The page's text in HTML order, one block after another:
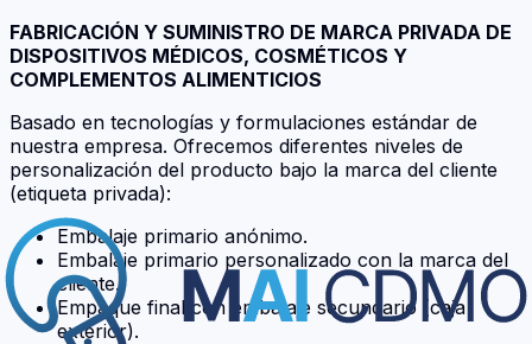
FABRICACIÓN Y SUMINISTRO DE MARCA PRIVADA DE
DISPOSITIVOS MÉDICOS, COSMÉTICOS Y
COMPLEMENTOS ALIMENTICIOS
Basado en tecnologías y formulaciones estándar de
nuestra empresa. Ofrecemos diferentes niveles de
personalización del producto bajo la marca del cliente
(etiqueta privada):
Embalaje primario anónimo.
Embalaje primario personalizado con la marca del
cliente.
Empaque final con embalaje secundario (caja
exterior).